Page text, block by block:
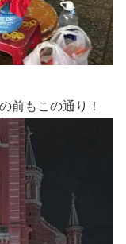
前もこの通り！